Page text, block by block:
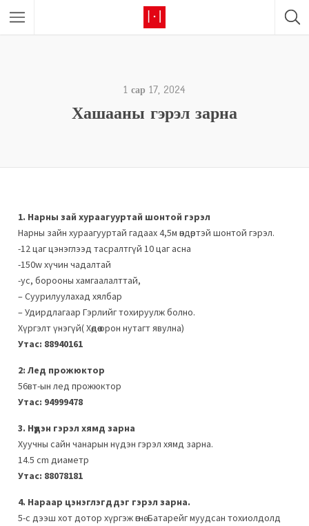
1 сар 17, 2024
Хашааны гэрэл зарна
1. Нарны зай хураагууртай шонтой гэрэл
Нарны зайн хураагууртай гадаах 4,5м өндөртэй шонтой гэрэл.
-12 цаг цэнэглээд тасралтгүй 10 цаг асна
-150w хүчин чадалтай
-ус, борооны хамгаалалттай,
– Суурилуулахад хялбар
– Удирдлагаap Гэрлийг тохируулж болно.
Хүргэлт үнэгүй( Хөдөө орон нутагт явулна)
Утас: 88940161
2: Лед прожюктор
56вт-ын лед прожюктор
Утас: 94999478
3. Нүдэн гэрэл хямд зарна
Хуучны сайн чанарын нүдэн гэрэл хямд зарна.
14.5 cm диаметр
Утас: 88078181
4. Нараар цэнэглэгддэг гэрэл зарна.
5-с дээш хот дотор хүргэж өгнө. Батарейг муудсан тохиолдолд